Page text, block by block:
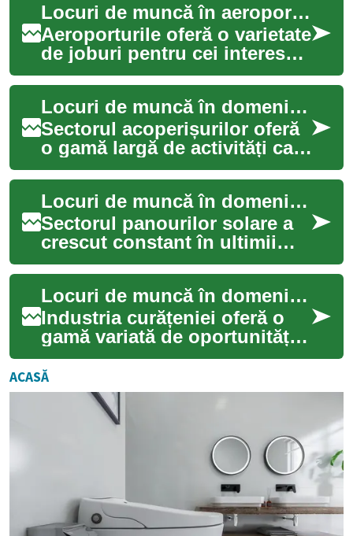
Locuri de muncă în aeroport: ce presupun joburile în aviație
Aeroporturile oferă o varietate
de joburi pentru cei interesați
de mediul airport și de
sectorul aviation, de la
hand...
Locuri de muncă în domeniul acoperișurilor și construcțiilor
Sectorul acoperișurilor oferă
o gamă largă de activități care
includ montaj, întreținere și
reparații pentru diferite...
Locuri de muncă în domeniul panourilor solare
Sectorul panourilor solare a
crescut constant în ultimii
ani, oferind oportunități
variate pentru cei interesați
de e...
Locuri de muncă în domeniul curățeniei
Industria curățeniei oferă o
gamă variată de oportunități
de angajare pentru
persoanele care caută un loc
de muncă st...
ACASĂ